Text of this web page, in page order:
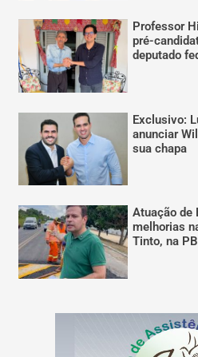
Professor
pré-
deputado
Exclusivo:
anunciar
sua chapa
Atuação de
melhorias
Tinto, na PB